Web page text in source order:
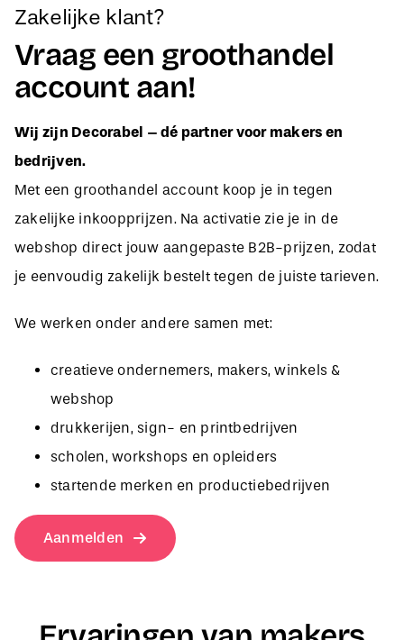
Vraag een groothandel
account aan!
Wij zijn Decorabel – dé partner voor makers en
bedrijven.
Met een groothandel account koop je in tegen
zakelijke inkoopprijzen. Na activatie zie je in de
webshop direct jouw aangepaste B2B-prijzen, zodat
je eenvoudig zakelijk bestelt tegen de juiste tarieven.
We werken onder andere samen met:
webshop
drukkerijen, sign- en printbedrijven
scholen, workshops en opleiders
startende merken en productiebedrijven